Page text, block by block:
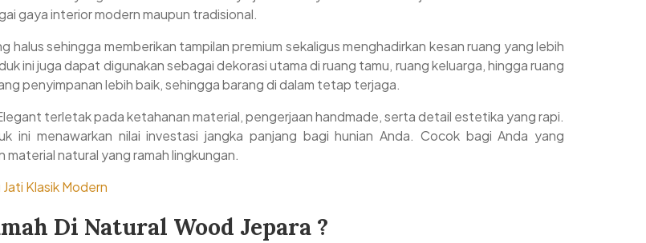
gaya interior modern maupun tradisional.
sehingga memberikan tampilan premium sekaligus menghadirkan kesan ruang yang lebih
ini juga dapat digunakan sebagai dekorasi utama di ruang tamu, ruang keluarga, hingga ruang
penyimpanan lebih baik, sehingga barang di dalam tetap terjaga.
terletak pada ketahanan material, pengerjaan handmade, serta detail estetika yang rapi.
ini menawarkan nilai investasi jangka panjang bagi hunian Anda. Cocok bagi Anda yang
natural yang ramah lingkungan.
Klasik Modern
Di Natural Wood Jepara ?